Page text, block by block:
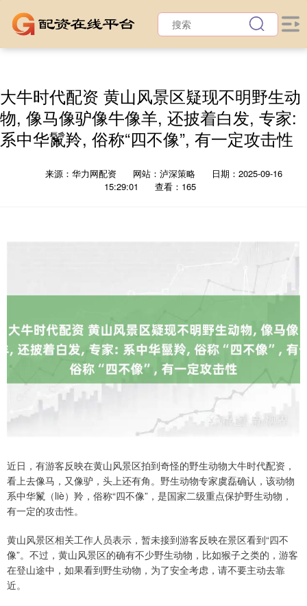
大牛时代配资 黄山风景区疑现不明野生动
物, 像马像驴像牛像羊, 还披着白发, 专家:
系中华鬣羚, 俗称“四不像”, 有一定攻击性
来源：华力网配资 网站：泸深策略
日期：2025-09-16
15:29:01
查看：165
近日，有游客反映在黄山风景区拍到奇怪的野生动物大牛时代配资，
看上去像马，又像驴，头上还有角。野生动物专家虞磊确认，该动物
系中华鬣（liè）羚，俗称“四不像”，是国家二级重点保护野生动物，
有一定的攻击性。
黄山风景区相关工作人员表示，暂未接到游客反映在景区看到“四不
像”。不过，黄山风景区的确有不少野生动物，比如猴子之类的，游客
在登山途中，如果看到野生动物，为了安全考虑，请不要主动去靠
近。